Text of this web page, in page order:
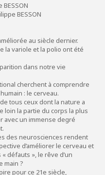
BESSON
au siècle dernier.
la variole et la polio ont été
dans notre vie
cherchent à comprendre
: le cerveau.
tous ceux dont la nature a
loin la partie du corps la plus
avec un immense degré
des neurosciences rendent
d’améliorer le cerveau et
défauts », le rêve d’un
main ?
pour ce 21e siècle,